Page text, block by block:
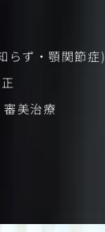
らず・顎関節症)
美治療